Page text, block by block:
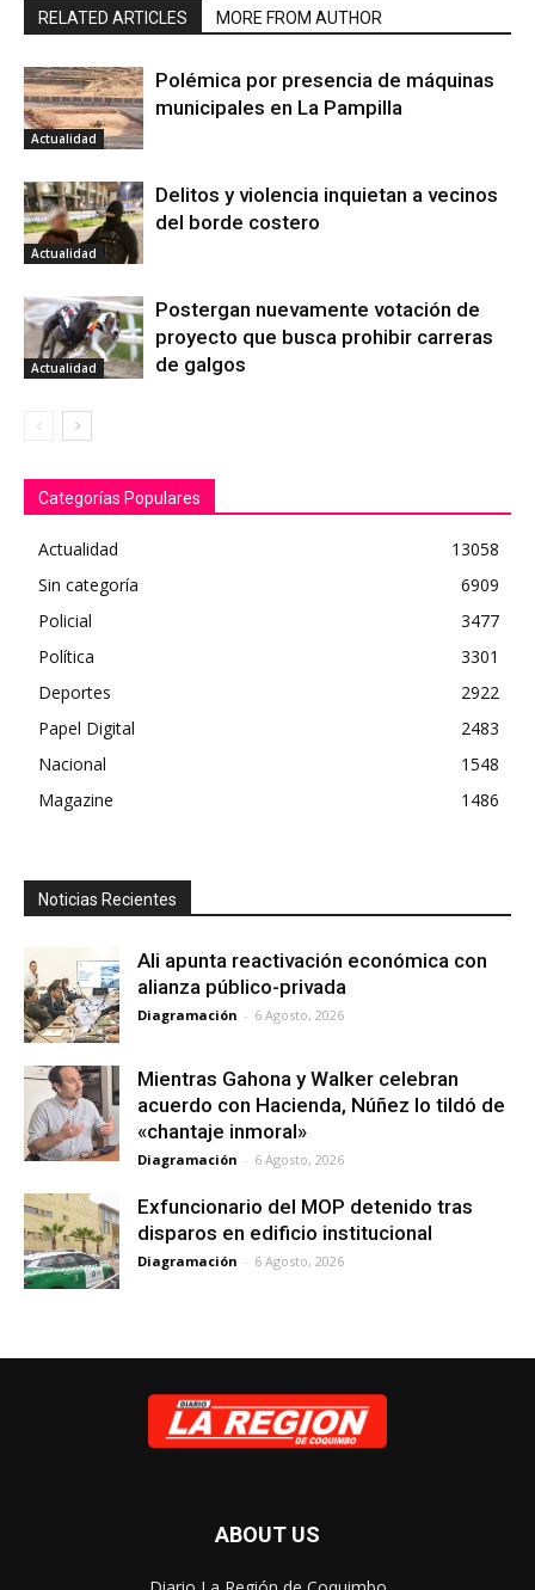
RELATED ARTICLES MORE FROM AUTHOR
Actualidad
Polémica por presencia de máquinas
municipales en La Pampilla
Actualidad
Delitos y violencia inquietan a vecinos
del borde costero
Actualidad
Postergan nuevamente votación de
proyecto que busca prohibir carreras
de galgos
Categorías Populares
Actualidad
13058
Sin categoría
6909
Policial
3477
Política
3301
Deportes
2922
Papel Digital
2483
Nacional
1548
Magazine
1486
Noticias Recientes
Ali apunta reactivación económica con
alianza público-privada
Diagramación - 6 Agosto, 2026
Mientras Gahona y Walker celebran
acuerdo con Hacienda, Núñez lo tildó de
«chantaje inmoral»
Diagramación - 6 Agosto, 2026
Exfuncionario del MOP detenido tras
disparos en edificio institucional
Diagramación - 6 Agosto, 2026
ABOUT US